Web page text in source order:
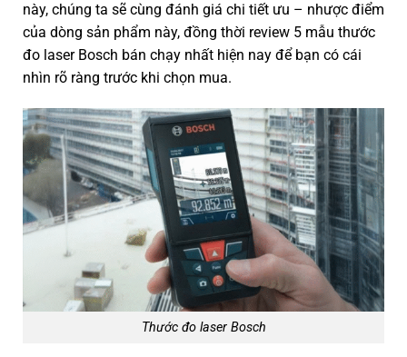
này, chúng ta sẽ cùng đánh giá chi tiết ưu – nhược điểm
của dòng sản phẩm này, đồng thời review 5 mẫu thước
đo laser Bosch bán chạy nhất hiện nay để bạn có cái
nhìn rõ ràng trước khi chọn mua.
Thước đo laser Bosch